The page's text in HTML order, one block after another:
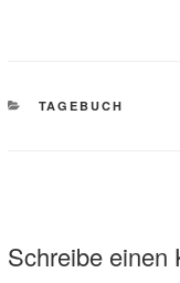
KATEGORIEN
TAGEBUCH
Schreibe einen